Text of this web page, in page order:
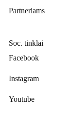
Partneriams
Soc. tinklai
Facebook
Instagram
Youtube